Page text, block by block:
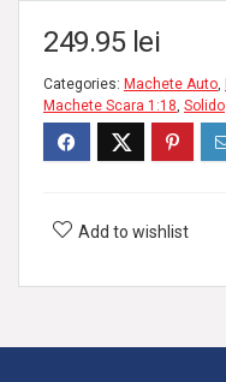
249.95 lei
Categories: Machete Auto,
Machete Scara 1:18, Solido
Add to wishlist